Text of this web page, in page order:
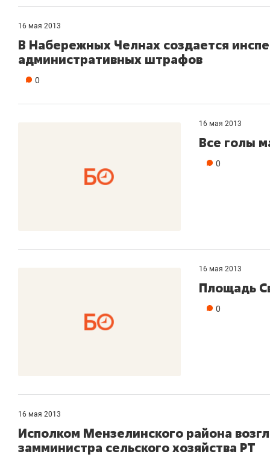
16 мая 2013
В Набережных Челнах создается
административных штрафов
0
16 мая 2013
Все голы
0
16 мая 2013
Площадь
0
16 мая 2013
Исполком Мензелинского района
замминистра сельского хозяйства РТ